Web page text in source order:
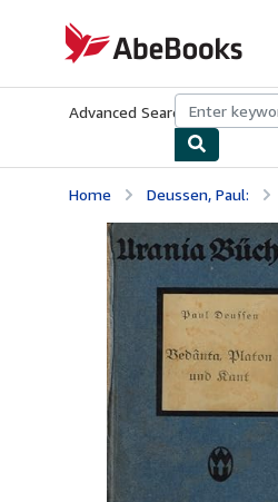
AbeBooks.com
Advanced Search Browse
Home Deussen, Paul: